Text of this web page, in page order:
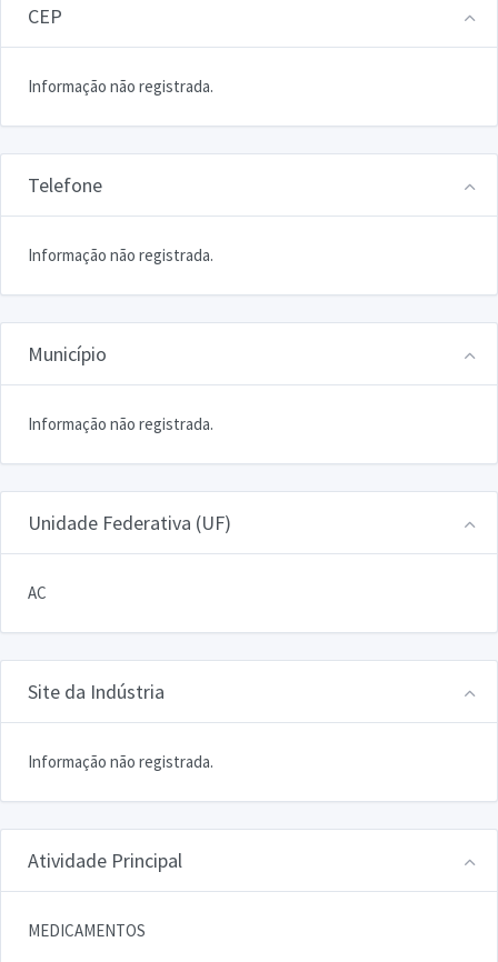
CEP
Informação não registrada.
Telefone
Informação não registrada.
Município
Informação não registrada.
Unidade Federativa (UF)
AC
Site da Indústria
Informação não registrada.
Atividade Principal
MEDICAMENTOS